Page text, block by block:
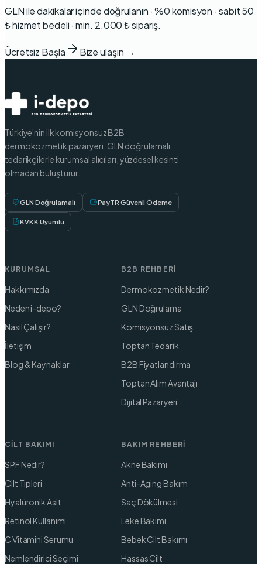
GLN ile dakikalar içinde doğrulanın · %0 komisyon · sabit 50
₺ hizmet bedeli · min. 2.000 ₺ sipariş.
Ücretsiz Başla Bize ulaşın →
Türkiye'nin ilk komisyonsuz B2B
dermokozmetik pazaryeri. GLN doğrulamalı
tedarikçilerle kurumsal alıcıları, yüzdesel kesinti
olmadan buluşturur.
GLN Doğrulamalı PayTR Güvenli Ödeme
KVKK Uyumlu
KURUMSAL
Hakkımızda
Neden i-depo?
Nasıl Çalışır?
İletişim
Blog & Kaynaklar
B2B REHBERI
Dermokozmetik Nedir?
GLN Doğrulama
Komisyonsuz Satış
Toptan Tedarik
B2B Fiyatlandırma
Toptan Alım Avantajı
Dijital Pazaryeri
CILT BAKIMI
SPF Nedir?
Cilt Tipleri
Hyalüronik Asit
Retinol Kullanımı
C Vitamini Serumu
Nemlendirici Seçimi
BAKIM REHBERI
Akne Bakımı
Anti-Aging Bakım
Saç Dökülmesi
Leke Bakımı
Bebek Cilt Bakımı
Hassas Cilt